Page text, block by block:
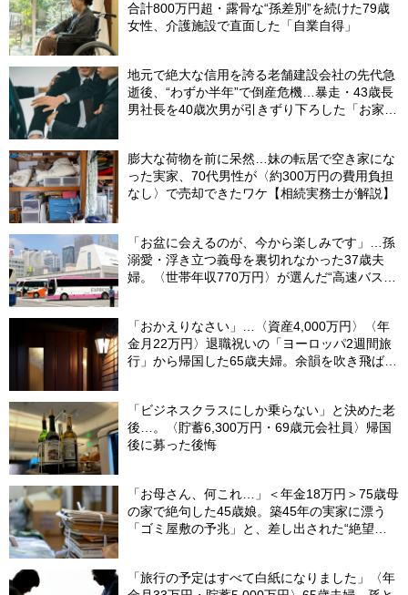
合計800万円超・露骨な“孫差別”を続けた79歳
女性、介護施設で直面した「自業自得」
地元で絶大な信用を誇る老舗建設会社の先代急
逝後、“わずか半年”で倒産危機…暴走・43歳長
男社長を40歳次男が引きずり下ろした「お家騒
膨大な荷物を前に呆然…妹の転居で空き家にな
った実家、70代男性が〈約300万円の費用負担
なし〉で売却できたワケ【相続実務士が解説】
「お盆に会えるのが、今から楽しみです」…孫
溺愛・浮き立つ義母を裏切れなかった37歳夫
婦。〈世帯年収770万円〉が選んだ“高速バス帰
「おかえりなさい」…〈資産4,000万円〉〈年
金月22万円〉退職祝いの「ヨーロッパ2週間旅
行」から帰国した65歳夫婦。余韻を吹き飛ばし
「ビジネスクラスにしか乗らない」と決めた老
後…。〈貯蓄6,300万円・69歳元会社員〉帰国
後に募った後悔
「お母さん、何これ…」＜年金18万円＞75歳母
の家で絶句した45歳娘。築45年の実家に漂う
「ゴミ屋敷の予兆」と、差し出された“絶望の
「旅行の予定はすべて白紙になりました」〈年